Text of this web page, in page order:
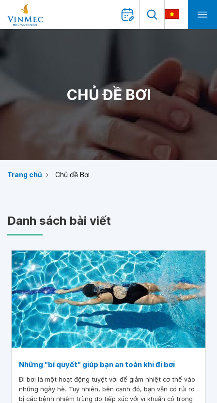
CHỦ ĐỀ BƠI
Trang chủ Chủ đề Bơi
Danh sách bài viết
Những "bí quyết" giúp bạn an toàn khi đi bơi
Đi bơi là một hoạt động tuyệt vời để giảm nhiệt cơ thể vào
những ngày hè. Tuy nhiên, bên cạnh đó, bạn vẫn có rủi ro
bị các bệnh nhiễm trùng do tiếp xúc với vi khuẩn có trong